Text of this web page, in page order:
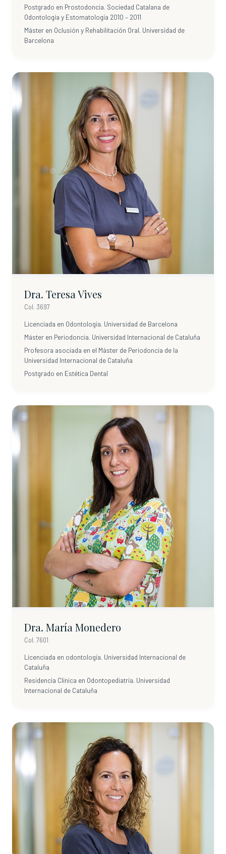
Postgrado en Prostodoncia. Sociedad Catalana de
Odontología y Estomatología 2010 – 2011
Máster en Oclusión y Rehabilitación Oral. Universidad de
Barcelona
Dra. Teresa Vives
Col. 3697
Licenciada en Odontología. Universidad de Barcelona
Máster en Periodoncia. Universidad Internacional de Cataluña
Profesora asociada en el Máster de Periodoncia de la
Universidad Internacional de Cataluña
Postgrado en Estética Dental
Dra. María Monedero
Col. 7601
Licenciada en odontología. Universidad Internacional de
Cataluña
Residencia Clínica en Odontopediatría. Universidad
Internacional de Cataluña